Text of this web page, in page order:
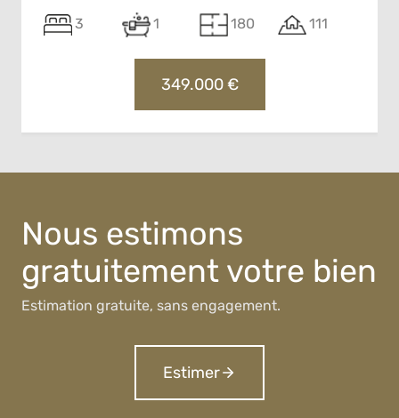
3 1 180 111
349.000 €
Nous estimons
gratuitement votre bien
Estimation gratuite, sans engagement.
Estimer